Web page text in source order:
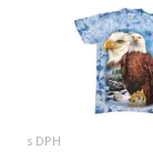
s DPH